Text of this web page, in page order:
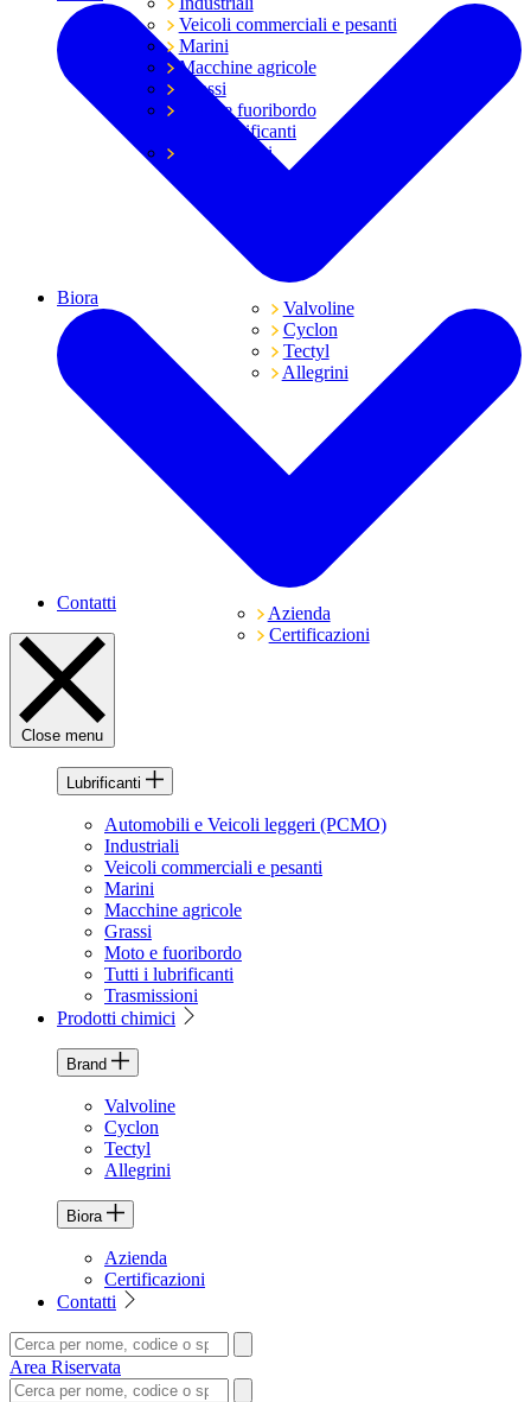
Veicoli commerciali e pesanti
Marini
Macchine agricole
Grassi
Moto e fuoribordo
Tutti i lubrificanti
Trasmissioni
Valvoline
Cyclon
Tectyl
Allegrini
Biora
Azienda
Certificazioni
Contatti
Close menu
Lubrificanti
Automobili e Veicoli leggeri (PCMO)
Industriali
Veicoli commerciali e pesanti
Marini
Macchine agricole
Grassi
Moto e fuoribordo
Tutti i lubrificanti
Trasmissioni
Prodotti chimici
Brand
Valvoline
Cyclon
Tectyl
Allegrini
Biora
Azienda
Certificazioni
Contatti
Area Riservata